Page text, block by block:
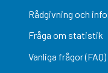
Rådgivning och
Fråga om statistik
Vanliga frågor (FAQ)